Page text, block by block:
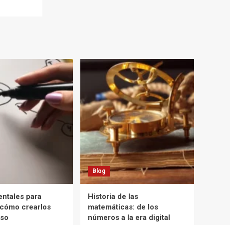
para
crearlos
Blog
Historia de las
matemáticas: de los
números a la era digital